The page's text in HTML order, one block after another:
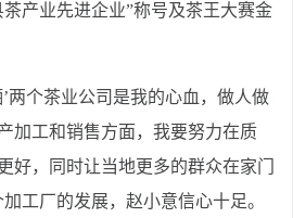
产业先进企业”称号及茶王大赛金
’两个茶业公司是我的心血，做人做
加工和销售方面，我要努力在质
好，同时让当地更多的群众在家门
工厂的发展，赵小意信心十足。